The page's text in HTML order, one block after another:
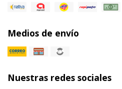
Medios de envío
Nuestras redes sociales